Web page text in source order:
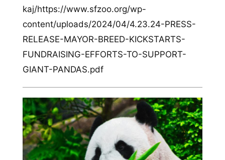
kaj/https://www.sfzoo.org/wp-
content/uploads/2024/04/4.23.24-PRESS-
RELEASE-MAYOR-BREED-KICKSTARTS-
FUNDRAISING-EFFORTS-TO-SUPPORT-
GIANT-PANDAS.pdf